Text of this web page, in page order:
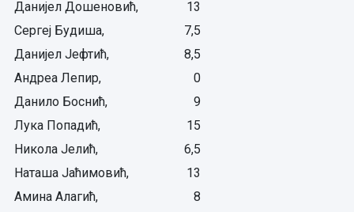
Данијел Дошеновић,
13
Сергеј Будиша,
7,5
Данијел Јефтић,
8,5
Андреа Лепир,
0
Данило Боснић,
9
Лука Попадић,
15
Никола Јелић,
6,5
Наташа Јаћимовић,
13
Амина Алагић,
8